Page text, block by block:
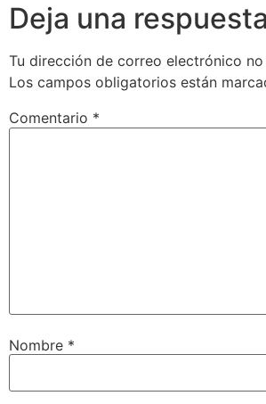
Deja una respuesta
Tu dirección de correo electrónico
Los campos obligatorios están
Comentario *
Nombre *